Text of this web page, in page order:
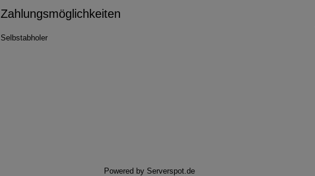
Zahlungsmöglichkeiten
Selbstabholer
Powered by Serverspot.de